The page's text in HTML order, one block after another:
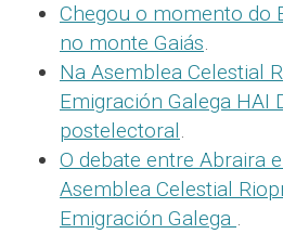
Chegou o momento do
no monte Gaiás.
Na Asemblea Celestial
Emigración Galega HAI
postelectoral.
O debate entre Abraira
Asemblea Celestial
Emigración Galega .